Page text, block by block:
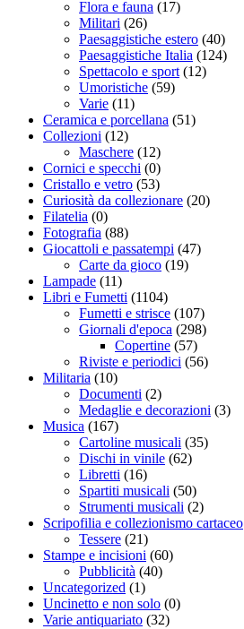
Flora e fauna (17)
Militari (26)
Paesaggistiche estero (40)
Paesaggistiche Italia (124)
Spettacolo e sport (12)
Umoristiche (59)
Varie (11)
Ceramica e porcellana (51)
Collezioni (12)
Maschere (12)
Cornici e specchi (0)
Cristallo e vetro (53)
Curiosità da collezionare (20)
Filatelia (0)
Fotografia (88)
Giocattoli e passatempi (47)
Carte da gioco (19)
Lampade (11)
Libri e Fumetti (1104)
Fumetti e strisce (107)
Giornali d'epoca (298)
Copertine (57)
Riviste e periodici (56)
Militaria (10)
Documenti (2)
Medaglie e decorazioni (3)
Musica (167)
Cartoline musicali (35)
Dischi in vinile (62)
Libretti (16)
Spartiti musicali (50)
Strumenti musicali (2)
Scripofilia e collezionismo cartaceo
Tessere (21)
Stampe e incisioni (60)
Pubblicità (40)
Uncategorized (1)
Uncinetto e non solo (0)
Varie antiquariato (32)